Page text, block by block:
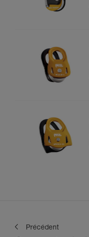
Précédent